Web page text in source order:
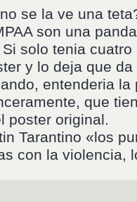
se la ve una
son una
solo tenia
y lo deja que
entenderia
que
poster original.
Tarantino «los
con la violencia,